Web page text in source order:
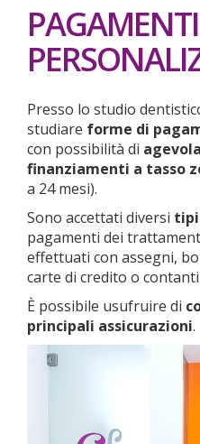
PAGAMENTI
Presso lo studio
studiare forme di
con possibilità di
finanziamenti a tasso
a 24 mesi).
Sono accettati diversi
pagamenti dei
effettuati con assegni,
carte di credito o
È possibile usufruire di
principali assicurazioni.
Previous